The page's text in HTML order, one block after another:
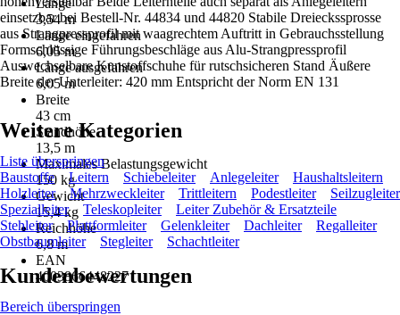
Länge
3,54 m
Länge eingefahren
6,05 m
Länge ausgefahren
6,05 m
Breite
43 cm
Standhöhe
13,5 m
Maximales Belastungsgewicht
150 kg
Gewicht
15,4 kg
Reichhöhe
6,8 m
EAN
4003866448227
einsetzbar bei Bestell-Nr. 44834 und 44820 Stabile Dreieckssprosse
aus Strangpressprofil mit waagrechtem Auftritt in Gebrauchsstellung
Formschlüssige Führungsbeschläge aus Alu-Strangpressprofil
Auswechselbare Kunstoffschuhe für rutschsicheren Stand Äußere
Breite der Unterleiter: 420 mm Entspricht der Norm EN 131
Weitere Kategorien
Liste überspringen
Baustoffe
Leitern Schiebeleiter Anlegeleiter
Haushaltsleitern
Holzleiter
Mehrzweckleiter Trittleitern Podestleiter
Seilzugleiter
Spezialleiter
Teleskopleiter
Leiter Zubehör & Ersatzteile
Stehleiter
Plattformleiter Gelenkleiter Dachleiter
Regalleiter
Obstbaumleiter
Stegleiter Schachtleiter
Kundenbewertungen
Bereich überspringen